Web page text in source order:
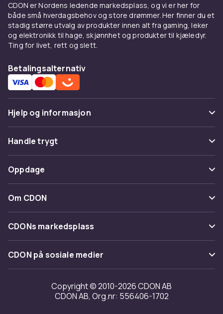
CDON er Nordens ledende markedsplass, og vi er her for
både små hverdagsbehov og store drømmer. Her finner du et
stadig større utvalg av produkter innen alt fra gaming, leker
og elektronikk til hage, skjønnhet og produkter til kjæledyr.
Ting for livet, rett og slett.
Betalingsalternativ
Hjelp og informasjon
Vanlige spørsmål
Spor pakke
Angre & returner her
Kontakt oss
Handle trygt
Betaling
Levering
Tilbakekallinger
Oppdage
Kategorier
Varemerker
Om CDON
Om oss
Kundeanmeldelser
Jobbe på CDON
Investor relations
Tilgjengelighet
CDONs markedsplass
Merchant Help Center
CDON på sosiale medier
Copyright © 2010-2026 CDON AB
CDON AB, Org.nr: 556406-1702